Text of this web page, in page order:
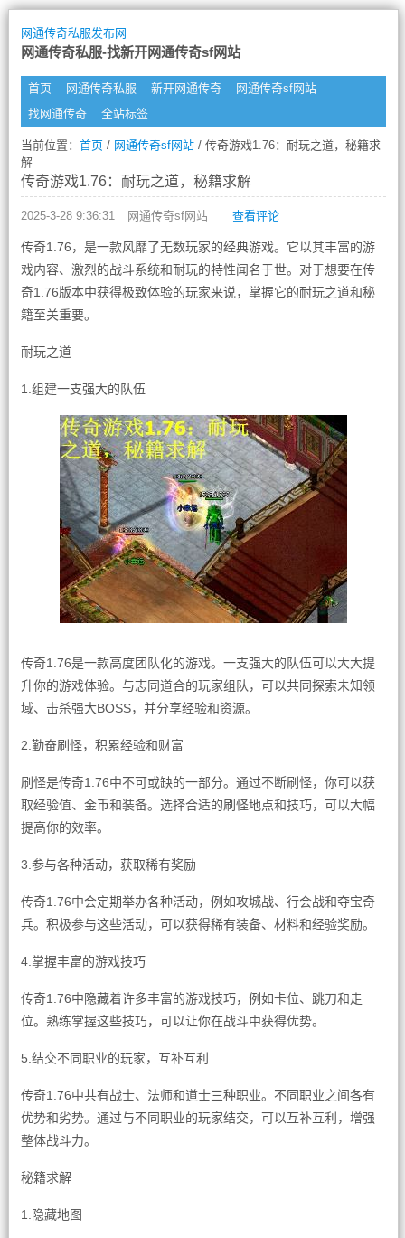
网通传奇私服发布网
网通传奇私服-找新开网通传奇sf网站
首页 网通传奇私服 新开网通传奇
网通传奇sf网站
找网通传奇
全站标签
当前位置： 首页/ 网通传奇sf网站/ 传奇游戏1.76：耐玩之道，秘籍求
解
传奇游戏1.76：耐玩之道，秘籍求解
2025-3-28 9:36:31 网通传奇sf网站 查看评论
传奇1.76，是一款风靡了无数玩家的经典游戏。它以其丰富的游
戏内容、激烈的战斗系统和耐玩的特性闻名于世。对于想要在传
奇1.76版本中获得极致体验的玩家来说，掌握它的耐玩之道和秘
籍至关重要。
耐玩之道
1.组建一支强大的队伍
传奇1.76是一款高度团队化的游戏。一支强大的队伍可以大大提
升你的游戏体验。与志同道合的玩家组队，可以共同探索未知领
域、击杀强大BOSS，并分享经验和资源。
2.勤奋刷怪，积累经验和财富
刷怪是传奇1.76中不可或缺的一部分。通过不断刷怪，你可以获
取经验值、金币和装备。选择合适的刷怪地点和技巧，可以大幅
提高你的效率。
3.参与各种活动，获取稀有奖励
传奇1.76中会定期举办各种活动，例如攻城战、行会战和夺宝奇
兵。积极参与这些活动，可以获得稀有装备、材料和经验奖励。
4.掌握丰富的游戏技巧
传奇1.76中隐藏着许多丰富的游戏技巧，例如卡位、跳刀和走
位。熟练掌握这些技巧，可以让你在战斗中获得优势。
5.结交不同职业的玩家，互补互利
传奇1.76中共有战士、法师和道士三种职业。不同职业之间各有
优势和劣势。通过与不同职业的玩家结交，可以互补互利，增强
整体战斗力。
秘籍求解
1.隐藏地图